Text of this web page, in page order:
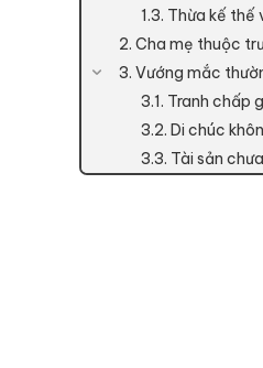
1.3. Thừa kế thế
2. Cha mẹ thuộc
3. Vướng mắc
3.1. Tranh chấp
3.2. Di chúc
3.3. Tài sản